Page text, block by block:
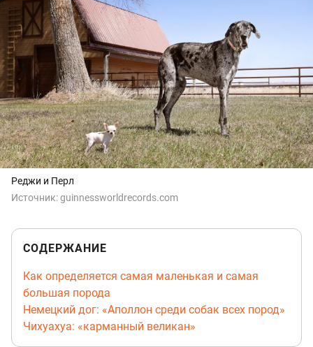
Реджи и Перл
Источник:guinnessworldrecords.com
СОДЕРЖАНИЕ
Как определяется самая маленькая и самая
большая порода
Немецкий дог: «Аполлон среди собак всех пород»
Чихуахуа: «карманный великан»